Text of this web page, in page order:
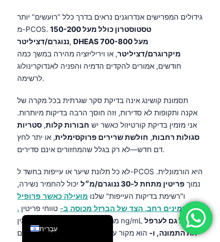
גידולים המפרישים אנדרוגנים נראים בדרך כלל “רועשים” יותר
מ-PCOS. טסטוסטרון כולל מעל 150-200
ננוגרם/דציליטר, DHEAS מעל 700-800
מיקרוגרם/דציליטר, או ויריליזציה מהירה במשך כמה
חודשים, אמורים להקדים הדמיה והפניה לאנדוקרינולוג
לרשימה.
תסמונת קושינג אינה בדיקת סקר שגרתית בכל מקרה של
אקנה ותקופות לא סדירות, וזה חוסך הרבה בדיקות מיותרות.
אני מזמין בדיקת קורטיזול כאשר יש חבורות קלות, סטריות
סגולות רחבות, חולשת שרירים פרוקסימלית, או יתר לחץ
דם חדש—לא רק בגלל שהמחזורים אינם סדירים.
לא כל תלונת שיער או עייפות בחשד ל-PCOS היא הורמונלית.
נמוך פריטין מתחת ל-30 ננוגרם/מ״ל
יכול להחמיר נשירה,
ו"רשימת בדיקות העייפות" שלנו מועילה כאשר פרופיל
התסמינים רחב. הצד של הברזל מכוסה ב- טווחי פריטין .
. חוסר ויטמין D מתחת ל-20 ng/mL יכול גם לערפל
את התמונה, ו- הוא מקור עזר מועיל. אם התסמינים מניעים
עִבְרִית
English
Deutsch
Italiano
Español
Português
Ελληνικά
Türkçe
Română
简体中文
فارسی
Български